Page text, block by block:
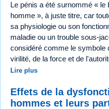
Le pénis a été surnommé « le
homme », à juste titre, car
sa physiologie ou son
maladie ou un trouble sous-
considéré comme le symbole
virilité, de la force et de
Lire plus
Effets de la
hommes et leurs